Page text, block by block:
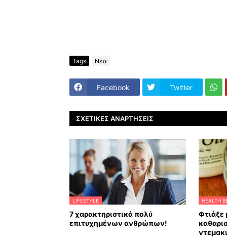
Tags Νέα
Facebook Twitter
ΣΧΕΤΙΚΈΣ ΑΝΑΡΤΉΣΕΙΣ
LIFESTYLE
7 χαρακτηριστικά πολύ
επιτυχημένων ανθρώπων!
HEALTH
Φτιάξε